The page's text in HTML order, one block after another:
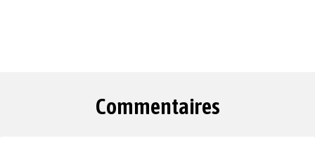
Commentaires